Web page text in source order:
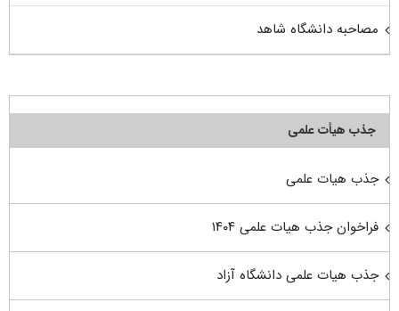
مصاحبه دانشگاه شاهد
جذب هیأت علمی
جذب هیات علمی
فراخوان جذب هیات علمی ۱۴۰۴
جذب هیات علمی دانشگاه آزاد